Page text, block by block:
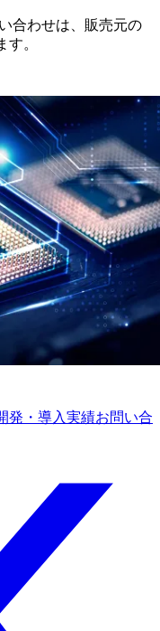
合わせは、販売元の
す。
発・導入実績お問い合